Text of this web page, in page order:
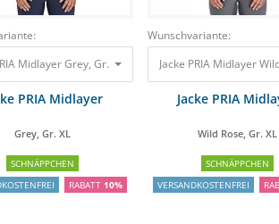
Jacke PRIA Midlayer Grey, Gr. XL
79,00 €71,10 €
PRIA Midlayer
Grey, Gr. XL
SCHNÄPPCHEN
RABATT 10%
Wunschvariante:
Jacke
Jacke PRIA
Wild Rose, Gr. XL
SCHNÄPPCHEN
VERSANDKOSTENFREI